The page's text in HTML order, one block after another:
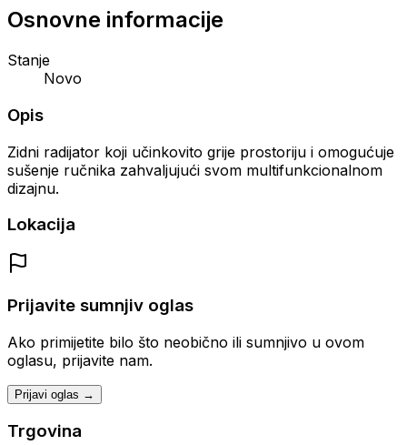
Osnovne informacije
Stanje
Novo
Opis
Zidni radijator koji učinkovito grije prostoriju i omogućuje
sušenje ručnika zahvaljujući svom multifunkcionalnom
dizajnu.
Lokacija
Prijavite sumnjiv oglas
Ako primijetite bilo što neobično ili sumnjivo u ovom
oglasu, prijavite nam.
Prijavi oglas →
Trgovina